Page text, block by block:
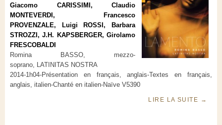
Giacomo CARISSIMI, Claudio
MONTEVERDI, Francesco
PROVENZALE, Luigi ROSSI, Barbara
STROZZI, J.H. KAPSBERGER, Girolamo
FRESCOBALDI
Romina BASSO, mezzo-
soprano, LATINITAS NOSTRA
2014-1h04-Présentation en français, anglais-Textes en français,
anglais, italien-Chanté en italien-Naïve V5390
LIRE LA SUITE →